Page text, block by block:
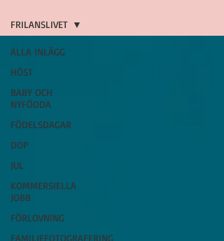
ALLA INLÄGG
HÖST
BABY OCH
NYFÖDDA
FÖDELSDAGAR
DOP
JUL
KOMMERSIELLA
JOBB
FÖRLOVNING
FAMILJEFOTOGRAFERING
FRILANSLIVET